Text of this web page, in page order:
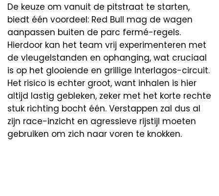
De keuze om vanuit de pitstraat te starten,
biedt één voordeel: Red Bull mag de wagen
aanpassen buiten de parc fermé-regels.
Hierdoor kan het team vrij experimenteren met
de vleugelstanden en ophanging, wat cruciaal
is op het glooiende en grillige Interlagos-circuit.
Het risico is echter groot, want inhalen is hier
altijd lastig gebleken, zeker met het korte rechte
stuk richting bocht één. Verstappen zal dus al
zijn race-inzicht en agressieve rijstijl moeten
gebruiken om zich naar voren te knokken.